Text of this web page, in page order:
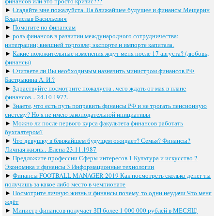
►Сгадайте мне пожалуйста. На ближайшее будущее и финансы Мещерин
Владислав Васильевич
►Помогите по финансам
►роль финансов в развитии международного сотрудничества:
интеграции; внешней торговле; экспорте и импорте капитала.
►Какие положительные изменения ждут меня после 17 августа? (любовь,
финансы)
►Считаете ли Вы необходимым назначить министром финансов РФ
Бастрыкина А. И.?
►Здраствуйте посмотрите пожалуста ..чего ждать от мая в плане
финансов... 24.10 1972..
►Знаете, что есть путь поправить финансы РФ и не трогать пенсионную
систему? Но я не имею законодательной инициативы
►Можно ли после первого курса факультета финансов работать
бухгалтером?
►Что девушку в ближайшем будущем ожидает? Семья? Финансы?
Личная жизнь.. .Елена 23.11.1987
►Предложите профессии Сферы интересов 1 Культура и искусство 2
Экономика и финансы 3 Информационные технологии
►Финансы FOOTBALL MANAGER 2019 Как посмотреть сколько денег ты
получишь за какое либо место в чемпионате
►Посмотрите личную жизнь и финансы почему-то одни неудачи Что меня
ждёт
►Министр финансов получает ЗП более 1 000 000 рублей в МЕСЯЦ!